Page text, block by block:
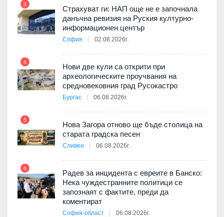
3
Страхуват ги: НАП още не е започнала
данъчна ревизия на Руския културно-
информационен център
София 02.08.2026г.
4
Нови две кули са открити при
археологическите проучвания на
средновековния град Русокастро
Бургас 06.08.2026г.
5
Нова Загора отново ще бъде столица на
старата градска песен
Сливен 06.08.2026г.
6
Радев за инцидента с евреите в Банско:
Нека чуждестранните политици се
запознаят с фактите, преди да
коментират
София-област 06.08.2026г.